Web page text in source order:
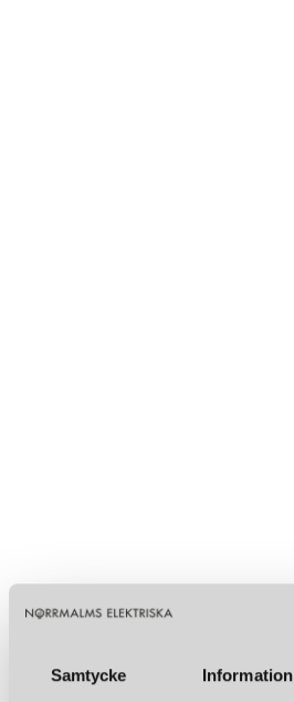
Samtycke Information